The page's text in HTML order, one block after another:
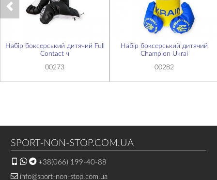
Набір боксерський дитячий Full
Contact ч
00273
Набір боксерський дитячий
Champion Ukrai
00282
SPORT-NON-STOP.COM.UA
+38(066) 199-40-88
info@sport-non-stop.com.ua